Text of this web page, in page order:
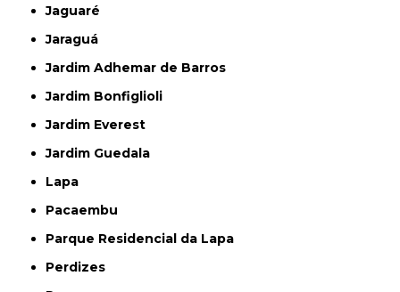
Jaguaré
Jaraguá
Jardim Adhemar de Barros
Jardim Bonfiglioli
Jardim Everest
Jardim Guedala
Lapa
Pacaembu
Parque Residencial da Lapa
Perdizes